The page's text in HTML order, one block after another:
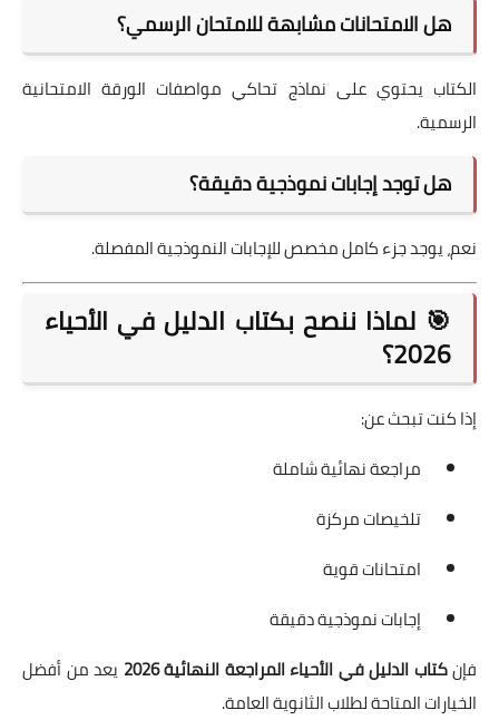
هل الامتحانات مشابهة للامتحان الرسمي؟
الكتاب يحتوي على نماذج تحاكي مواصفات الورقة الامتحانية
الرسمية.
هل توجد إجابات نموذجية دقيقة؟
نعم، يوجد جزء كامل مخصص للإجابات النموذجية المفصلة.
🎯 لماذا ننصح بكتاب الدليل في الأحياء
2026؟
إذا كنت تبحث عن:
مراجعة نهائية شاملة
تلخيصات مركزة
امتحانات قوية
إجابات نموذجية دقيقة
فإنكتاب الدليل في الأحياء المراجعة النهائية 2026
يعد من أفضل
الخيارات المتاحة لطلاب الثانوية العامة.